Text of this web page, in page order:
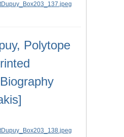
Polytope